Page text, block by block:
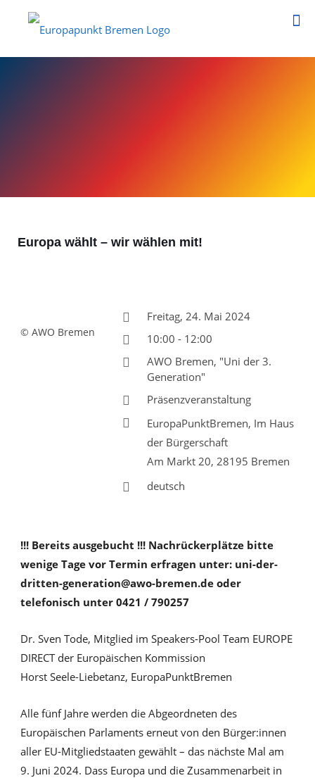
Europa wählt – wir wählen mit!
© AWO Bremen
Freitag, 24. Mai 2024
10:00 - 12:00
AWO Bremen, "Uni der 3.
Generation"
Präsenzveranstaltung
EuropaPunktBremen, Im Haus
der Bürgerschaft
Am Markt 20, 28195 Bremen
deutsch
!!! Bereits ausgebucht !!! Nachrückerplätze bitte
wenige Tage vor Termin erfragen unter: uni-der-
dritten-generation@awo-bremen.de oder
telefonisch unter 0421 / 790257
Dr. Sven Tode, Mitglied im Speakers-Pool Team EUROPE
DIRECT der Europäischen Kommission
Horst Seele-Liebetanz, EuropaPunktBremen
Alle fünf Jahre werden die Abgeordneten des
Europäischen Parlaments erneut von den Bürger:innen
aller EU-Mitgliedstaaten gewählt – das nächste Mal am
9. Juni 2024. Dass Europa und die Zusammenarbeit in